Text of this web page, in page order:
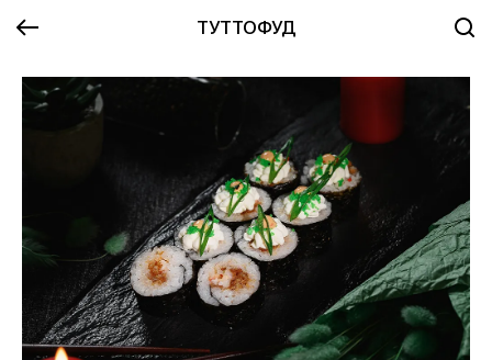
ТУТТОФУД